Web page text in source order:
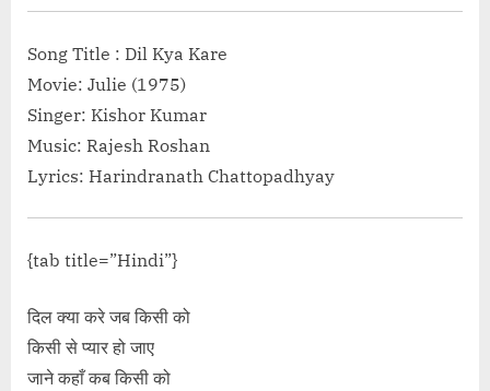
Song Title : Dil Kya Kare
Movie: Julie (1975)
Singer: Kishor Kumar
Music: Rajesh Roshan
Lyrics: Harindranath Chattopadhyay
{tab title=”Hindi”}
दिल क्या करे जब किसी को
किसी से प्यार हो जाए
जाने कहाँ कब किसी को